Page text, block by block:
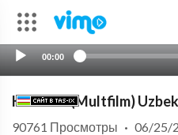
00:00
Koko Siri (Multfilm)
90761 Просмотры · 06/25/